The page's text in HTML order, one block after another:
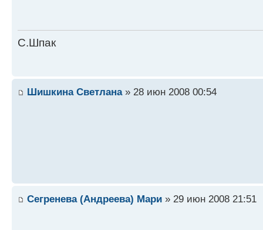
С.Шпак
Шишкина Светлана» 28 июн 2008 00:54
Сегренева (Андреева) Мари » 29 июн 2008 21:51